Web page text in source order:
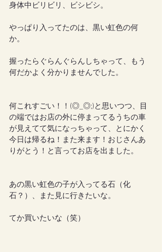
身体中ビリビリ、ビシビシ。
やっぱり入ってたのは、黒い虹色の何
か。
握ったらぐらんぐらんしちゃって、もう
何だかよく分かりませんでした。
何これすごい！！(◎_◎;)と思いつつ、目
の端ではお店の外に停まってるうちの車
が見えてて気になっちゃって、とにかく
今日は帰るね！また来ます！おじさんあ
りがとう！と言ってお店を出ました。
あの黒い虹色の子が入ってる石（化
石？）、また見に行きたいな。
てか買いたいな（笑）